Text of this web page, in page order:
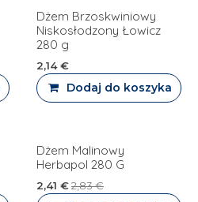
PROMOCJA
Dżem Brzoskwiniowy
Niskosłodzony Łowicz
280 g
2,14€
Dodaj do koszyka
Dżem Malinowy
Herbapol 280 G
2,41 €2,83€